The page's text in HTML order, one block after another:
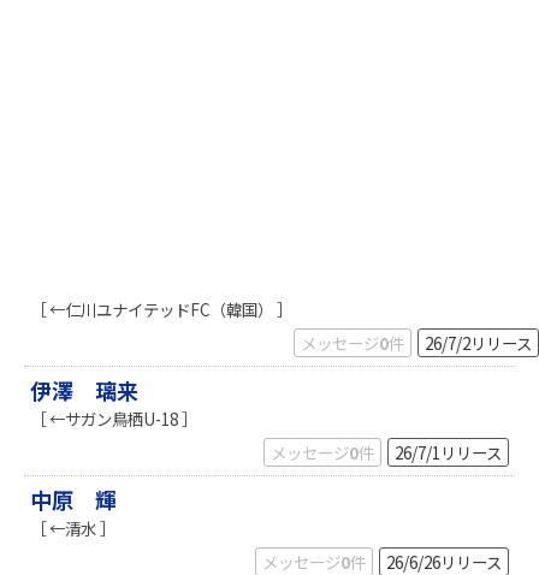
［ ←仁川ユナイテッドFC（韓国） ］
メッセージ0件 26/7/2リリース
伊澤 璃来
［ ←サガン鳥栖U-18 ］
メッセージ0件 26/7/1 リリース
中原 輝
［ ←清水 ］
メッセージ0件 26/6/26リリース